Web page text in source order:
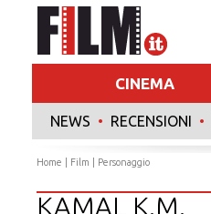
CINEMA
NEWS • RECENSIONI •
Home Film | Personaggio
KAMAL K.M.